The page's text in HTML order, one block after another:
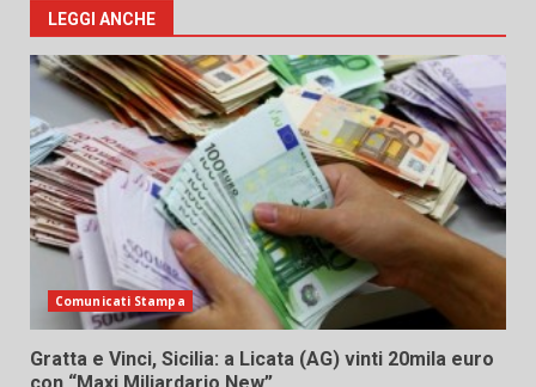
LEGGI ANCHE
Comunicati Stampa
Gratta e Vinci, Sicilia: a Licata (AG) vinti 20mila euro